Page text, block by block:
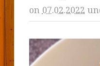
on 07.02.2022